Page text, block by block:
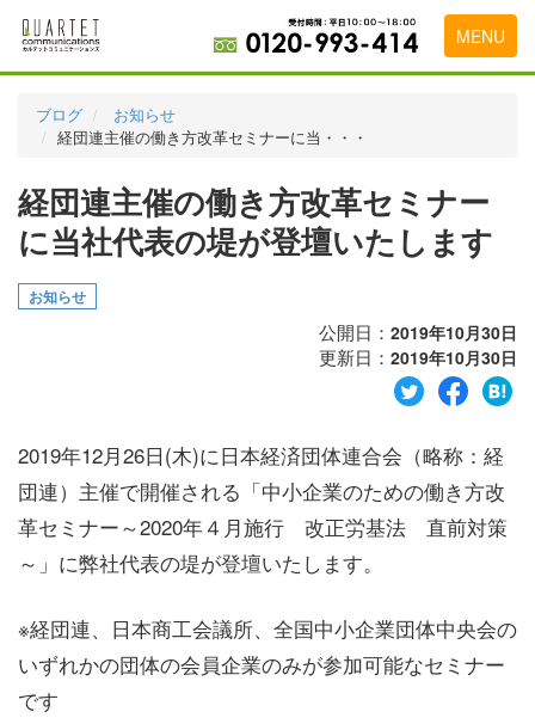
MENU
料金表
実績・お客様の声
初めて導入をお考えの方
代理店の乗り換えをお考えの方
お問い合わせ
ブログ
お知らせ
経団連主催の働き方改革セミナーに当・・・
経団連主催の働き方改革セミナー
に当社代表の堤が登壇いたします
お知らせ
公開日： 2019年10月30日
更新日： 2019年10月30日
2019年12月26日(木)に日本経済団体連合会（略称：経
団連）主催で開催される「中小企業のための働き方改
革セミナー～2020年４月施行 改正労基法 直前対策
～」に弊社代表の堤が登壇いたします。
※経団連、日本商工会議所、全国中小企業団体中央会の
いずれかの団体の会員企業のみが参加可能なセミナー
です